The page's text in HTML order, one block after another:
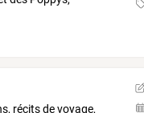
récits de voyage,